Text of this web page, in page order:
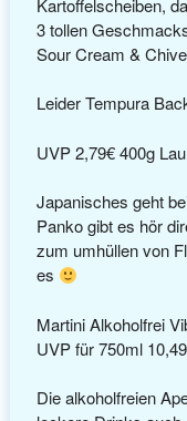
Kartoffelscheiben,
3 tollen
Sour Cream &
Leider Tempura
UVP 2,79€ 400g
Japanisches geht
Panko gibt es hör
zum umhüllen von
es
Martini Alkoholfrei
UVP für 750ml
Die alkoholfreien